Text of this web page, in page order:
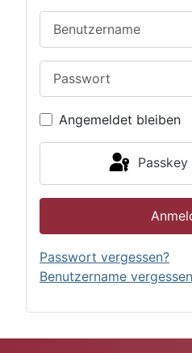
Angemeldet bleiben
Passwort vergessen?
Benutzername